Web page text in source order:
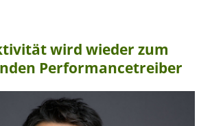
wird wieder zum
Performancetreiber